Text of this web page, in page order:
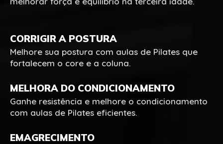
CORRIGIR A POSTURA
Melhore sua postura com aulas de Pilates que
fortalecem o core e a coluna.
MELHORA DO CONDICIONAMENTO
Ganhe resistência e melhore o condicionamento
com aulas de Pilates eficientes.
EMAGRECIMENTO